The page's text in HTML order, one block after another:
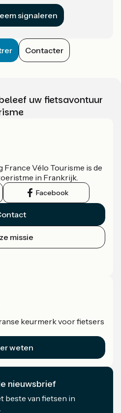
signaleren
Contacter
uw fietsavontuur
France Vélo Tourisme is de
in Frankrijk.
Facebook
missie
keurmerk voor fietsers
weten
nieuwsbrief
beste van fietsen in